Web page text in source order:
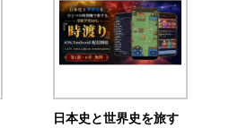
日本史と世界史を旅す